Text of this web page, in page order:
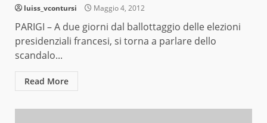
luiss_vcontursi Maggio 4, 2012
PARIGI – A due giorni dal ballottaggio delle elezioni
presidenziali francesi, si torna a parlare dello
scandalo...
Read More